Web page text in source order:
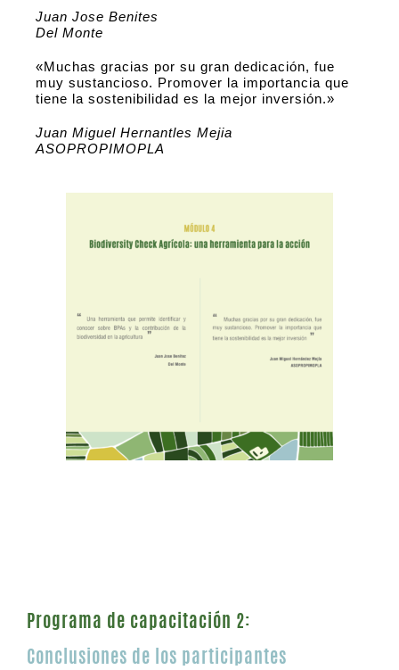
Juan Jose Benites
Del Monte
«Muchas gracias por su gran dedicación, fue
muy sustancioso. Promover la importancia que
tiene la sostenibilidad es la mejor inversión.»
Juan Miguel Hernantles Mejia
ASOPROPIMOPLA
Programa de capacitación 2:
Conclusiones de los participantes